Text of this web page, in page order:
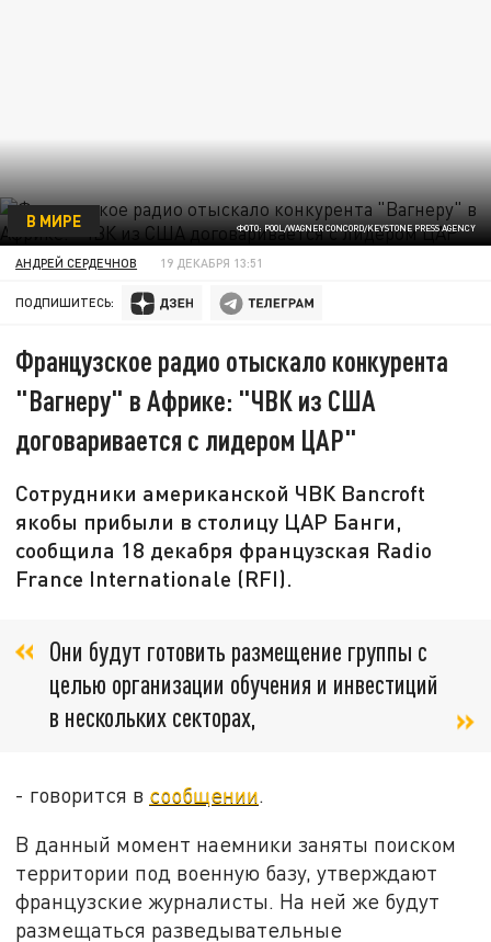
ФОТО: POOL/WAGNER CONCORD/KEYSTONE PRESS AGENCY
В МИРЕ
АНДРЕЙ СЕРДЕЧНОВ 19 ДЕКАБРЯ 13:51
ПОДПИШИТЕСЬ:
Французское радио отыскало конкурента
"Вагнеру" в Африке: "ЧВК из США
договаривается с лидером ЦАР"
Сотрудники американской ЧВК Bancroft
якобы прибыли в столицу ЦАР Банги,
сообщила 18 декабря французская Radio
France Internationale (RFI).
Они будут готовить размещение группы с
целью организации обучения и инвестиций
в нескольких секторах,
- говорится в сообщении.
В данный момент наемники заняты поиском
территории под военную базу, утверждают
французские журналисты. На ней же будут
размещаться разведывательные